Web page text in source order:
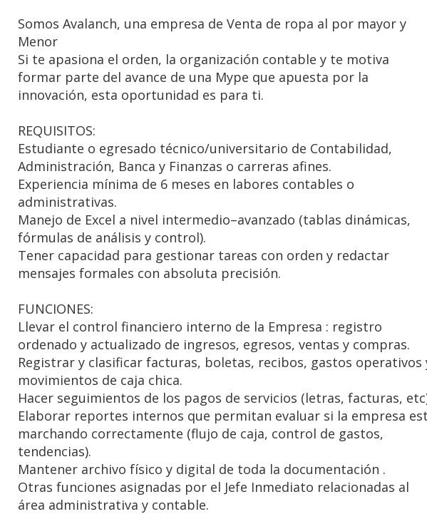
Somos Avalanch, una empresa de Venta de ropa al por mayor y
Menor
Si te apasiona el orden, la organización contable y te motiva
formar parte del avance de una Mype que apuesta por la
innovación, esta oportunidad es para ti.
REQUISITOS:
Estudiante o egresado técnico/universitario de Contabilidad,
Administración, Banca y Finanzas o carreras afines.
Experiencia mínima de 6 meses en labores contables o
administrativas.
Manejo de Excel a nivel intermedio–avanzado (tablas dinámicas,
fórmulas de análisis y control).
Tener capacidad para gestionar tareas con orden y redactar
mensajes formales con absoluta precisión.
FUNCIONES:
Llevar el control financiero interno de la Empresa : registro
ordenado y actualizado de ingresos, egresos, ventas y compras.
Registrar y clasificar facturas, boletas, recibos, gastos operativos
movimientos de caja chica.
Hacer seguimientos de los pagos de servicios (letras, facturas,
Elaborar reportes internos que permitan evaluar si la empresa
marchando correctamente (flujo de caja, control de gastos,
tendencias).
Mantener archivo físico y digital de toda la documentación .
Otras funciones asignadas por el Jefe Inmediato relacionadas al
área administrativa y contable.